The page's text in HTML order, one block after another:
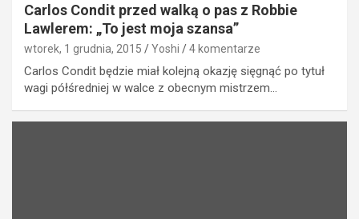
Carlos Condit przed walką o pas z Robbie
Lawlerem: „To jest moja szansa”
wtorek, 1 grudnia, 2015 Yoshi 4 komentarze
Carlos Condit będzie miał kolejną okazję sięgnąć po tytuł
wagi półśredniej w walce z obecnym mistrzem…